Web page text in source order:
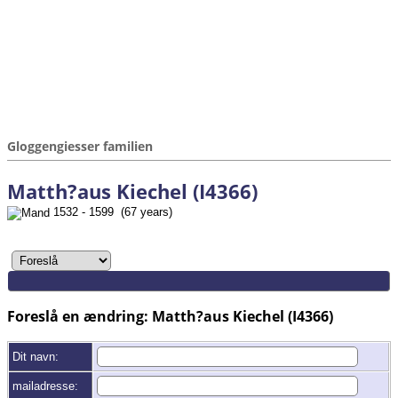
Gloggengiesser familien
Matth?aus Kiechel (I4366)
1532 - 1599 (67 years)
Foreslå en ændring: Matth?aus Kiechel (I4366)
Dit navn:
mailadresse: